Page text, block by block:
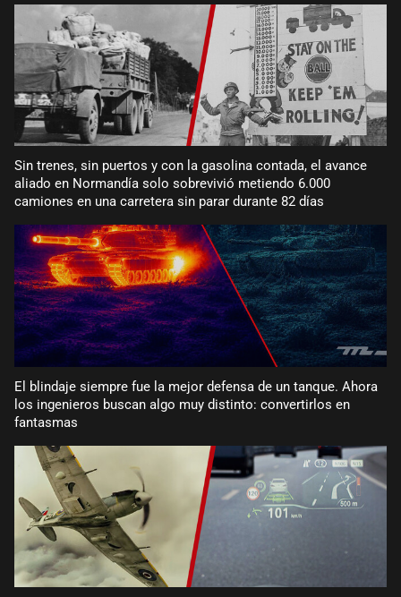
Sin trenes, sin puertos y con la gasolina contada, el avance
aliado en Normandía solo sobrevivió metiendo 6.000
camiones en una carretera sin parar durante 82 días
El blindaje siempre fue la mejor defensa de un tanque. Ahora
los ingenieros buscan algo muy distinto: convertirlos en
fantasmas